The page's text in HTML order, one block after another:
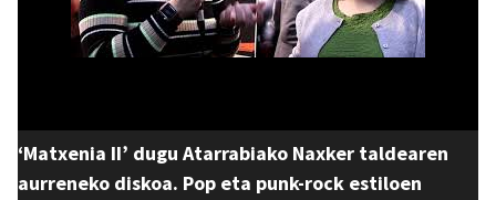
‘Matxenia II’ dugu Atarrabiako Naxker taldearen
aurreneko diskoa. Pop eta punk-rock estiloen